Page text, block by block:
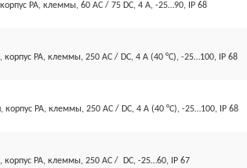
PA, клеммы, 60 AC / 75 DC, 4 А, -25…90, IP 68
корпус PA, клеммы, 250 AC / DC, 4 А (40 °С), -25…100, IP 68
корпус PA, клеммы, 250 AC / DC, 4 А (40 °С), -25…100, IP 68
корпус PA, клеммы, 250 AC / DC, -25…60, IP 67